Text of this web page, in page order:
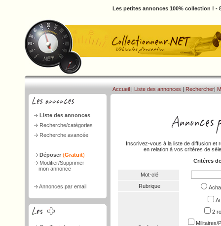
Les petites annonces 100% collection ! -
Liste des annonces
Recherche/catégories
Recherche avancée
Déposer (Gratuit)
Modifier/Supprimer
mon annonce
Annonces par email
Accueil | Liste des annonces | Rechercher|
Inscrivez-vous à la liste de diffusion et
en relation à vos critères de
Critères
Mot-clé
Rubrique
2
Militaires/